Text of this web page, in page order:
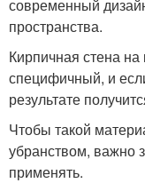
современный
пространства.
Кирпичная стена
специфичный, и
результате
Чтобы такой
убранством, важно
применять.